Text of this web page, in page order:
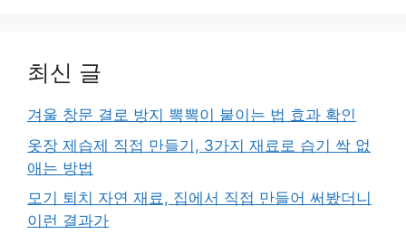
최신 글
겨울 창문 결로 방지 뽁뽁이 붙이는 법 효과 확인
옷장 제습제 직접 만들기, 3가지 재료로 습기 싹 없
애는 방법
모기 퇴치 자연 재료, 집에서 직접 만들어 써봤더니
이런 결과가